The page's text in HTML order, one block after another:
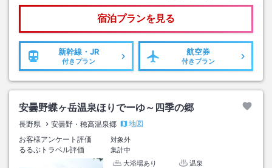
宿泊プランを見る
新幹線・JR
付きプラン
航空券
付きプラン
安曇野蝶ヶ岳温泉ほりでーゆ～四季の郷
長野県 安曇野・穂高温泉郷
地図
お客様アンケート評価
対象外
るるぶトラベル評価
集計中
大浴場あり
温泉